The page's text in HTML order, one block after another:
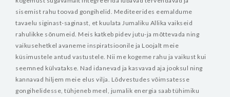
sisemist rahu toovad gongihelid. Mediteerides eemaldume
tavaelu siginast-saginast, et kuulata Jumaliku Allika vaikseid
rahulikke sõnumeid. Meis katkeb pidev jutu-ja mõttevada ning
vaikusehetkel avaneme inspiratsioonile ja Loojalt meie
küsimustele antud vastustele. Nii me kogeme rahu ja vaikust kui
seemned külvatakse. Nad idanevad ja kasvavad aja jooksul ning
kannavad hiljem meie elus vilja. Lõdvestudes võimsatesse
gongihelidesse, tühjeneb meel, jumalik energia saab tühimiku